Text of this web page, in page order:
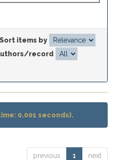
Sort items by
record
0.001 seconds).
previous 1 next